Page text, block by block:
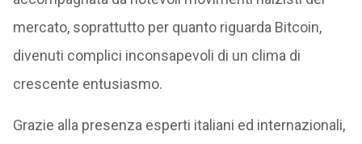
mercato, soprattutto per quanto riguarda Bitcoin,
divenuti complici inconsapevoli di un clima di
crescente entusiasmo.
Grazie alla presenza esperti italiani ed internazionali,